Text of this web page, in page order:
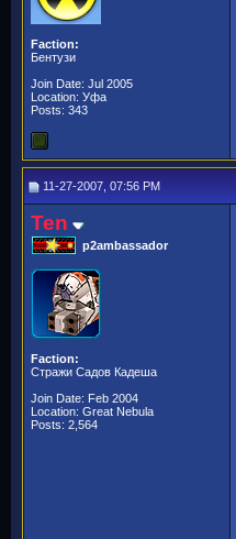
Faction:
Бентузи
Join Date: Jul 2005
Location: Уфа
Posts: 343
11-27-2007, 07:56 PM
Ten
p2ambassador
Faction:
Стражи Садов Кадеша
Join Date: Feb 2004
Location: Great Nebula
Posts: 2,564